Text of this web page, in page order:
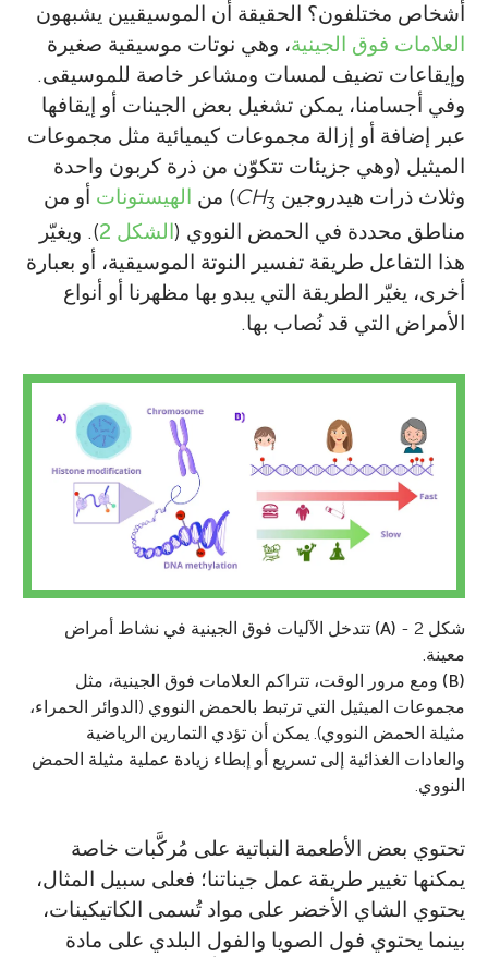
أشخاص مختلفون؟ الحقيقة أن الموسيقيين يشبهون
العلامات فوق الجينية، وهي نوتات موسيقية صغيرة
وإيقاعات تضيف لمسات ومشاعر خاصة للموسيقى.
وفي أجسامنا، يمكن تشغيل بعض الجينات أو إيقافها
عبر إضافة أو إزالة مجموعات كيميائية مثل مجموعات
الميثيل (وهي جزيئات تتكوّن من ذرة كربون واحدة
وثلاث ذرات هيدروجين
CH3 ) من الهيستونات أو من
مناطق محددة في الحمض النووي (الشكل 2
). ويغيّر
هذا التفاعل طريقة تفسير النوتة الموسيقية، أو بعبارة
أخرى، يغيّر الطريقة التي يبدو بها مظهرنا أو أنواع
الأمراض التي قد نُصاب بها.
شكل 2 - (A)
تتدخل الآليات فوق الجينية في نشاط أمراض
معينة.
(B)
ومع مرور الوقت، تتراكم العلامات فوق الجينية، مثل
مجموعات الميثيل التي ترتبط بالحمض النووي (الدوائر الحمراء،
مثيلة الحمض النووي). يمكن أن تؤدي التمارين الرياضية
والعادات الغذائية إلى تسريع أو إبطاء زيادة عملية مثيلة الحمض
النووي.
تحتوي بعض الأطعمة النباتية على مُركَّبات خاصة
يمكنها تغيير طريقة عمل جيناتنا؛ فعلى سبيل المثال،
يحتوي الشاي الأخضر على مواد تُسمى الكاتيكينات،
بينما يحتوي فول الصويا والفول البلدي على مادة